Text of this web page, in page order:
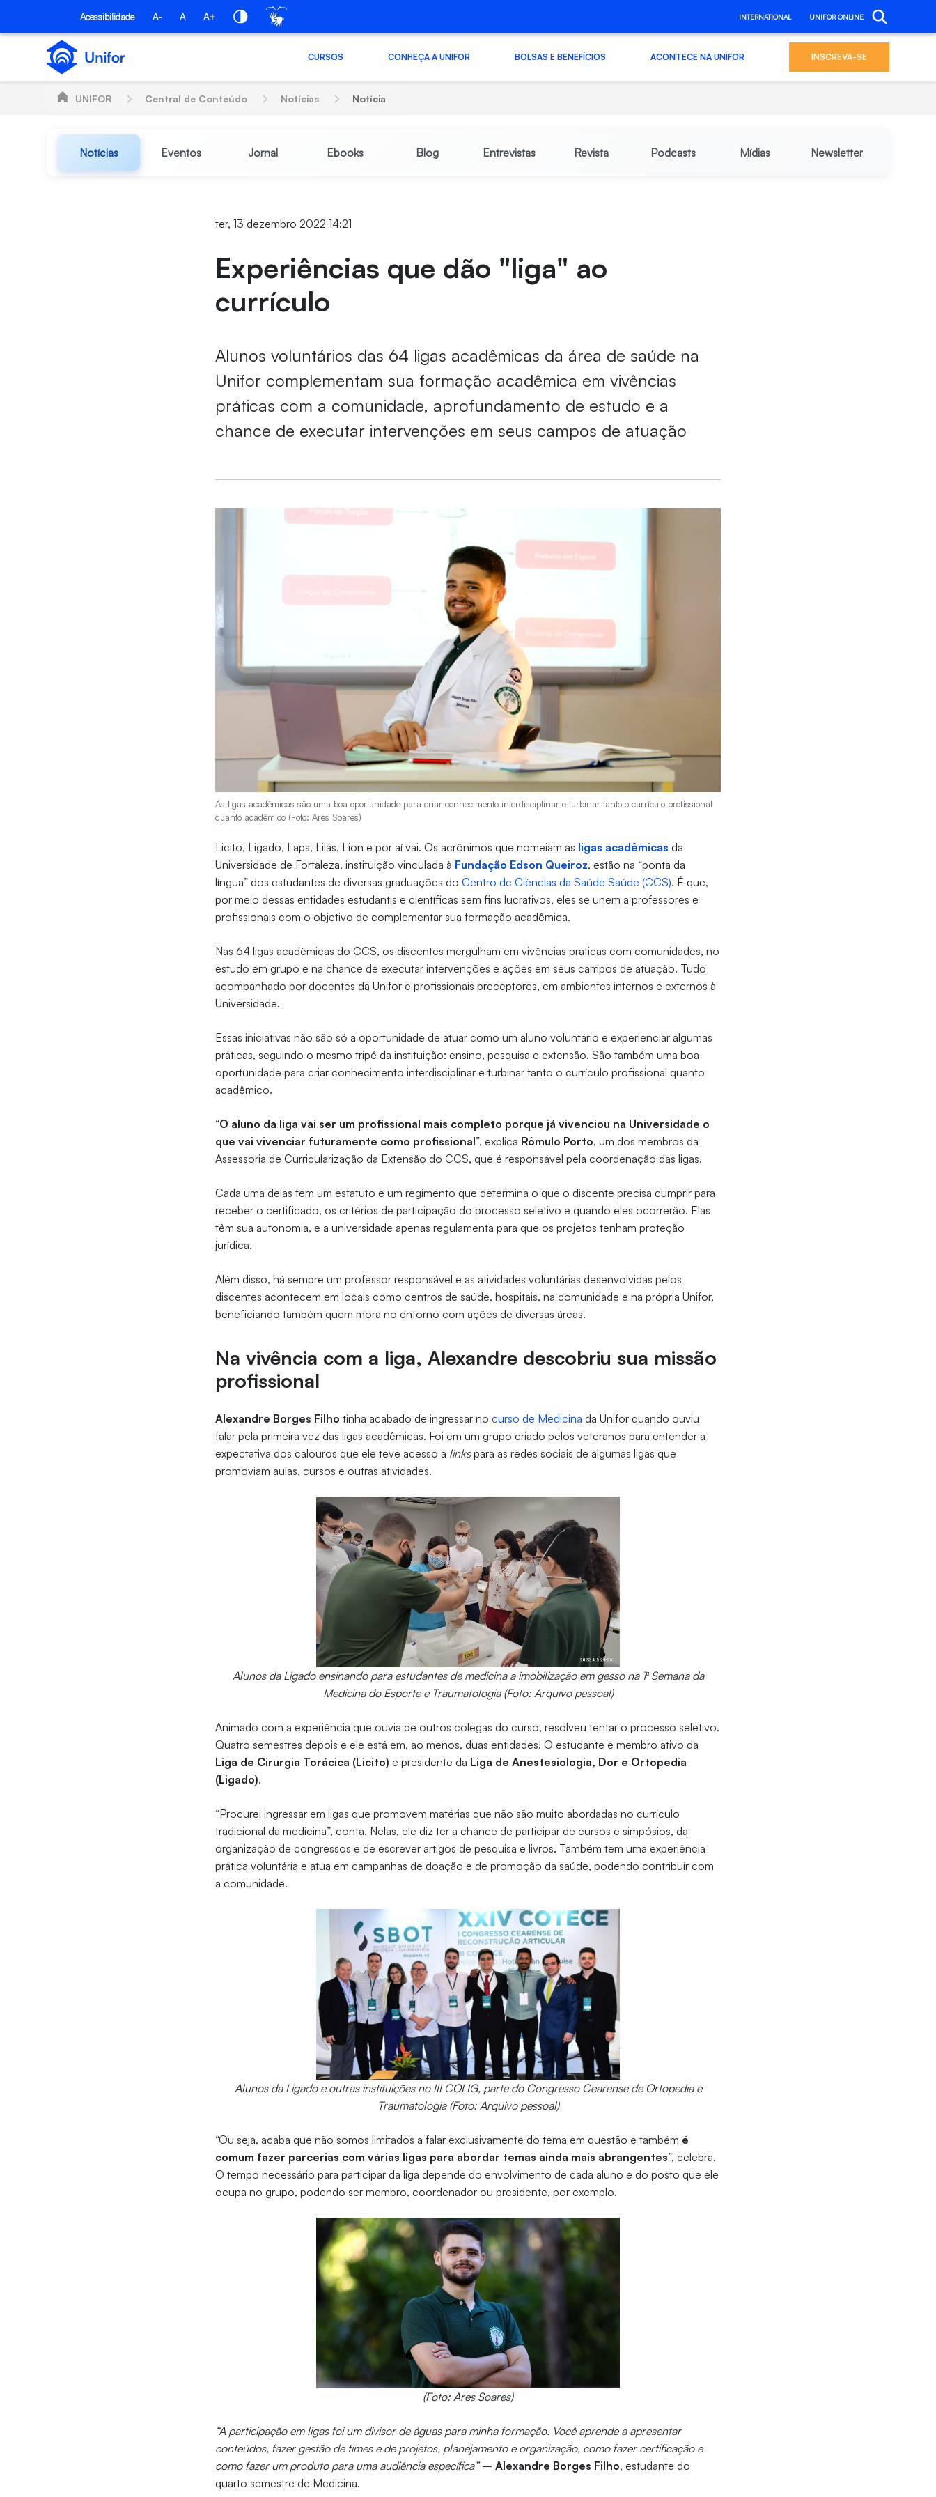
Pular para o Conteúdo principal
Acessibilidade A- A A+ INTERNATIONAL UNIFOR ONLINE
CURSOS CONHEÇA A UNIFOR BOLSAS E BENEFÍCIOS ACONTECE NA UNIFOR INSCREVA-SE
UNIFOR Central de Conteúdo Notícias Notícia
Notícias Eventos Jornal Ebooks Blog Entrevistas Revista Podcasts Mídias Newsletter
ter, 13 dezembro 2022 14:21
Experiências que dão "liga" ao
currículo
Alunos voluntários das 64 ligas acadêmicas da área de saúde na
Unifor complementam sua formação acadêmica em vivências
práticas com a comunidade, aprofundamento de estudo e a
chance de executar intervenções em seus campos de atuação
As ligas acadêmicas são uma boa oportunidade para criar conhecimento interdisciplinar e turbinar tanto o currículo profissional
quanto acadêmico (Foto: Ares Soares)
Licito, Ligado, Laps, Lilás, Lion e por aí vai. Os acrônimos que nomeiam as ligas acadêmicas da
Universidade de Fortaleza, instituição vinculada à Fundação Edson Queiroz, estão na “ponta da
língua” dos estudantes de diversas graduações doCentro de Ciências da Saúde Saúde (CCS). É que,
por meio dessas entidades estudantis e científicas sem fins lucrativos, eles se unem a professores e
profissionais com o objetivo de complementar sua formação acadêmica.
Nas 64 ligas acadêmicas do CCS, os discentes mergulham em vivências práticas com comunidades, no
estudo em grupo e na chance de executar intervenções e ações em seus campos de atuação. Tudo
acompanhado por docentes da Unifor e profissionais preceptores, em ambientes internos e externos à
Universidade.
Essas iniciativas não são só a oportunidade de atuar como um aluno voluntário e experienciar algumas
práticas, seguindo o mesmo tripé da instituição: ensino, pesquisa e extensão. São também uma boa
oportunidade para criar conhecimento interdisciplinar e turbinar tanto o currículo profissional quanto
acadêmico.
“O aluno da liga vai ser um profissional mais completo porque já vivenciou na Universidade o
que vai vivenciar futuramente como profissional”, explica Rômulo Porto, um dos membros da
Assessoria de Curricularização da Extensão do CCS, que é responsável pela coordenação das ligas.
Cada uma delas tem um estatuto e um regimento que determina o que o discente precisa cumprir para
receber o certificado, os critérios de participação do processo seletivo e quando eles ocorrerão. Elas
têm sua autonomia, e a universidade apenas regulamenta para que os projetos tenham proteção
jurídica.
Além disso, há sempre um professor responsável e as atividades voluntárias desenvolvidas pelos
discentes acontecem em locais como centros de saúde, hospitais, na comunidade e na própria Unifor,
beneficiando também quem mora no entorno com ações de diversas áreas.
Na vivência com a liga, Alexandre descobriu sua missão
profissional
Alexandre Borges Filho tinha acabado de ingressar nocurso de Medicina da Unifor quando ouviu
falar pela primeira vez das ligas acadêmicas. Foi em um grupo criado pelos veteranos para entender a
expectativa dos calouros que ele teve acesso a linkspara as redes sociais de algumas ligas que
promoviam aulas, cursos e outras atividades.
Alunos da Ligado ensinando para estudantes de medicina a imobilização em gesso na 1ª Semana da
Medicina do Esporte e Traumatologia (Foto: Arquivo pessoal)
Animado com a experiência que ouvia de outros colegas do curso, resolveu tentar o processo seletivo.
Quatro semestres depois e ele está em, ao menos, duas entidades! O estudante é membro ativo da
Liga de Cirurgia Torácica (Licito) e presidente da Liga de Anestesiologia, Dor e Ortopedia
(Ligado).
“Procurei ingressar em ligas que promovem matérias que não são muito abordadas no currículo
tradicional da medicina”, conta. Nelas, ele diz ter a chance de participar de cursos e simpósios, da
organização de congressos e de escrever artigos de pesquisa e livros. Também tem uma experiência
prática voluntária e atua em campanhas de doação e de promoção da saúde, podendo contribuir com
a comunidade.
Alunos da Ligado e outras instituições no III COLIG, parte do Congresso Cearense de Ortopedia e
Traumatologia (Foto: Arquivo pessoal)
“Ou seja, acaba que não somos limitados a falar exclusivamente do tema em questão e também é
comum fazer parcerias com várias ligas para abordar temas ainda mais abrangentes”, celebra.
O tempo necessário para participar da liga depende do envolvimento de cada aluno e do posto que ele
ocupa no grupo, podendo ser membro, coordenador ou presidente, por exemplo.
(Foto: Ares Soares)
“A participação em ligas foi um divisor de águas para minha formação. Você aprende a apresentar
conteúdos, fazer gestão de times e de projetos, planejamento e organização, como fazer certificação e
como fazer um produto para uma audiência específica”–Alexandre Borges Filho, estudante do
quarto semestre de Medicina.